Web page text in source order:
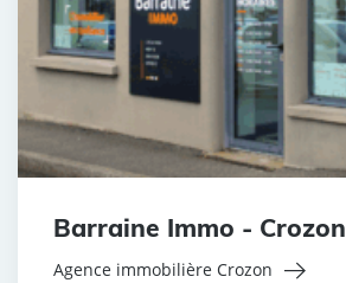
Barraine Immo - Crozon
Agence immobilière Crozon